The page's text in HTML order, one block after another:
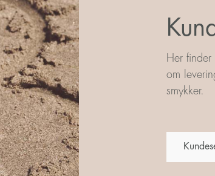
Her finder
om
smykker.